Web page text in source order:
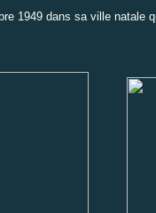
1949 dans sa ville natale